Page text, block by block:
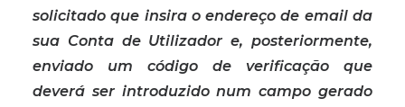
solicitado que insira o endereço de email da
sua Conta de Utilizador e, posteriormente,
enviado um código de verificação que
deverá ser introduzido num campo gerado